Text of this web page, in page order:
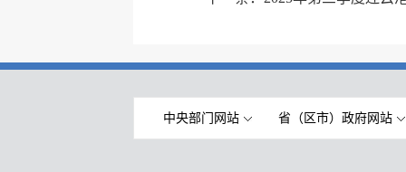
中央部门网站 省（区市）政府网站